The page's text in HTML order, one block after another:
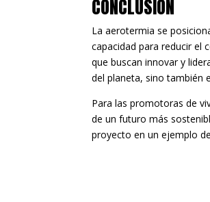
CONCLUSIÓN
La aerotermia se
capacidad para reducir el
que buscan innovar y
del planeta, sino también
Para las promotoras de
de un futuro más
proyecto en un ejemplo